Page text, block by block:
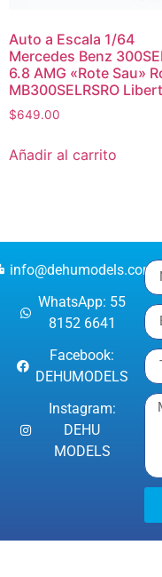
Auto a Escala 1/64
Mercedes Benz
6.8 AMG «Rote Sau»
MB300SELRSRO
$649.00
Añadir al carrito
info@dehumodels.com
WhatsApp: 55
8152 6641
Facebook:
DEHUMODELS
Instagram:
DEHU
MODELS